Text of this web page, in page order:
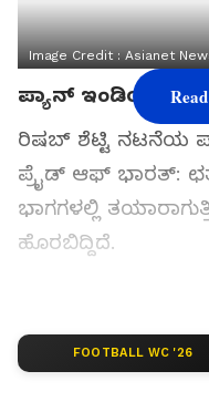
Image Credit :Asianet
ಪ್ಯಾನ್‌ ಇಂಡಿಯಾ
ರಿಷಬ್‌ ಶೆಟ್ಟಿ ನಟನೆಯ
ಪ್ರೈಡ್‌ ಆಫ್‌ ಭಾರತ್‌:
ಭಾಗಗಳಲ್ಲಿ
ಹೊರಬಿದ್ದಿದೆ.
FOOTBALL WC '26